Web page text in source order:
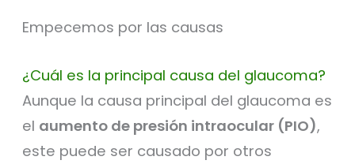
Empecemos por las causas
¿Cuál es la principal causa del glaucoma?
Aunque la causa principal del glaucoma es
el aumento de presión intraocular (PIO),
este puede ser causado por otros